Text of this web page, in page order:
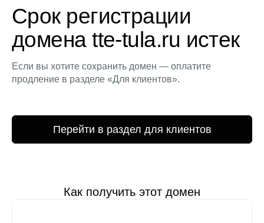
Срок регистрации
домена tte-tula.ru истек
Если вы хотите сохранить домен — оплатите
продление в разделе «Для клиентов».
Перейти в раздел для клиентов
Как получить этот домен